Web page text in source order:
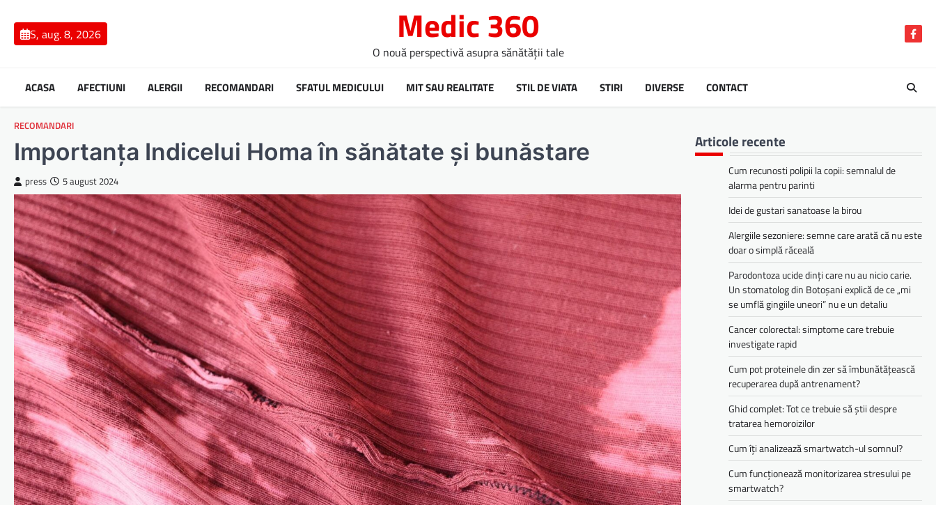
contentS, aug. 8, 2026 Medic 360
O nouă perspectivă asupra sănătății tale
ACASA AFECTIUNI ALERGII RECOMANDARI SFATUL MEDICULUI MIT SAU REALITATE STIL DE VIATA STIRI DIVERSE CONTACT
RECOMANDARI
Importanța Indicelui Homa în sănătate și bunăstare
press 5 august 2024
Articole recente
Cum recunosti polipii la copii: semnalul de
alarma pentru parinti
Idei de gustari sanatoase la birou
Alergiile sezoniere: semne care arată că nu este
doar o simplă răceală
Parodontoza ucide dinți care nu au nicio carie.
Un stomatolog din Botoșani explică de ce „mi
se umflă gingiile uneori” nu e un detaliu
Cancer colorectal: simptome care trebuie
investigate rapid
Cum pot proteinele din zer să îmbunătățească
recuperarea după antrenament?
Ghid complet: Tot ce trebuie să știi despre
tratarea hemoroizilor
Cum îți analizează smartwatch-ul somnul?
Cum funcționează monitorizarea stresului pe
smartwatch?